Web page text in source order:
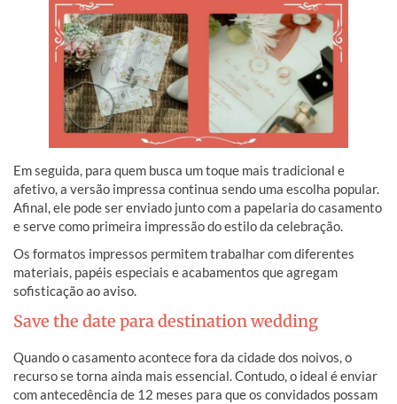
Em seguida, para quem busca um toque mais tradicional e
afetivo, a versão impressa continua sendo uma escolha popular.
Afinal, ele pode ser enviado junto com a papelaria do casamento
e serve como primeira impressão do estilo da celebração.
Os formatos impressos permitem trabalhar com diferentes
materiais, papéis especiais e acabamentos que agregam
sofisticação ao aviso.
Save the date para destination wedding
Quando o casamento acontece fora da cidade dos noivos, o
recurso se torna ainda mais essencial. Contudo, o ideal é enviar
com antecedência de 12 meses para que os convidados possam